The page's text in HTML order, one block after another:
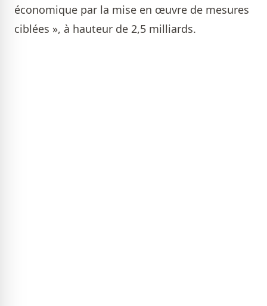
économique par la mise en œuvre de mesures
ciblées », à hauteur de 2,5 milliards.